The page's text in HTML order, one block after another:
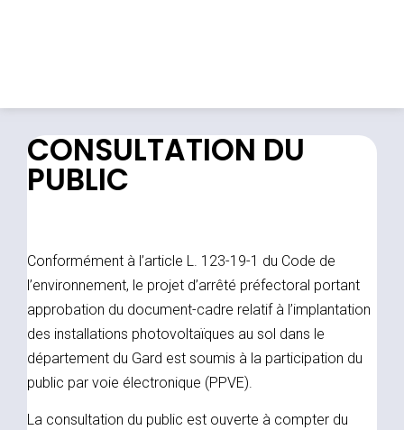
CONSULTATION DU
PUBLIC
Conformément à l’article L. 123-19-1 du Code de
l’environnement, le projet d’arrêté préfectoral portant
approbation du document-cadre relatif à l’implantation
des installations photovoltaïques au sol dans le
département du Gard est soumis à la participation du
public par voie électronique (PPVE).
La consultation du public est ouverte à compter du